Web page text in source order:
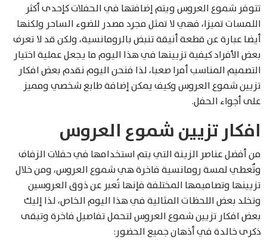
تتوفر شموع العروس ويتم إضافتها في الحفلات كإحدى أكثر
اللمسات تميزا، فهي لا تمثل مجرد مصدر للضوء الساحر ولكنها
أيضا عبارة عن قطعة أنيقة تنبض بالرومانسية، ولكن قد لا تعرف
بعض الأفراد كيفية تزيينها في هذا اليوم ما يجعل عملية اختيار
التصميم المناسب أمرا صعبا، لذا فنحن اليوم نقدم بعض افكار
تزيين شموع العروس وكيف يمكن إضافة طابع شخصي ومميز
على أجواء الحفل.
افكار تزيين شموع العروس
من أفضل عناصر الزينة التي يتم استخدامها في حفلات الزفاف
وتٌعطي لمسة رومانسية فاخرة هي شموع العروس، ومن خلال
تزيينها وتصاميمها المختلفة فإنها تُعبر عن ذوق العروسين
وتخلد بعض اللحظات المثالية في هذا اليوم الخاص، لذا إليك
بعض افكار تزيين شموع العروس لتحمل تفاصيل فاخرة وتبقى
ذكرى خالدة في أذهان جميع الحضور: